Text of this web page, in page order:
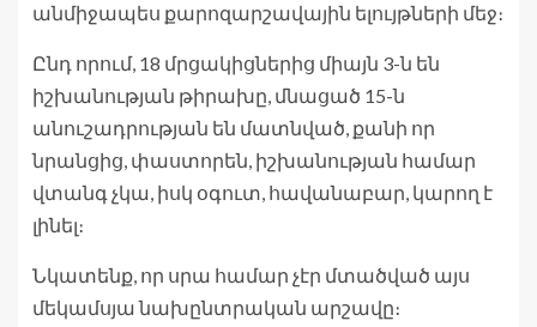
անմիջապես քարոզարշավային ելույթների մեջ։
Ընդ որում, 18 մրցակիցներից միայն 3-ն են
իշխանության թիրախը, մնացած 15-ն
անուշադրության են մատնված, քանի որ
նրանցից, փաստորեն, իշխանության համար
վտանգ չկա, իսկ օգուտ, հավանաբար, կարող է
լինել։
Նկատենք, որ սրա համար չէր մտածված այս
մեկամսյա նախընտրական արշավը։